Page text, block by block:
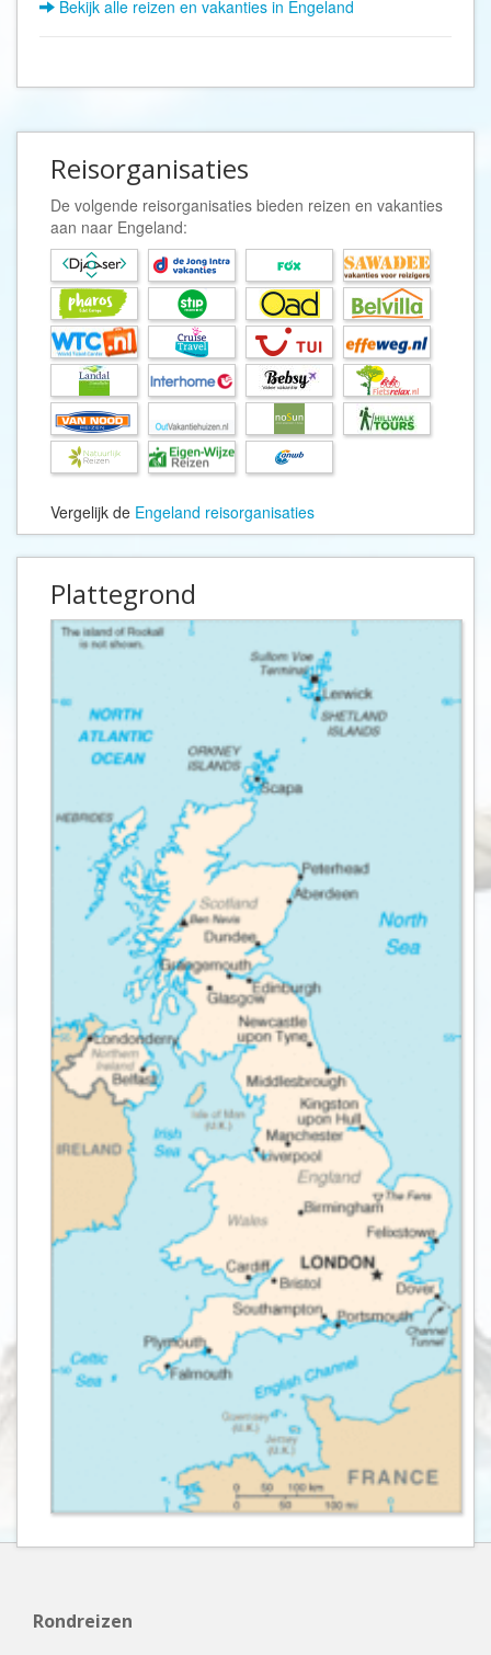
Bekijk alle reizen en vakanties in Engeland
Reisorganisaties
De volgende reisorganisaties bieden reizen en vakanties
aan naar Engeland:
Vergelijk de Engeland reisorganisaties
Plattegrond
Rondreizen